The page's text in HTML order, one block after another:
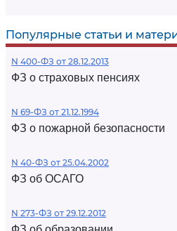
Популярные статьи и
N 400-ФЗ от 28.12.2013
ФЗ о страховых пенсиях
N 69-ФЗ от 21.12.1994
ФЗ о пожарной безопасности
N 40-ФЗ от 25.04.2002
ФЗ об ОСАГО
N 273-ФЗ от 29.12.2012